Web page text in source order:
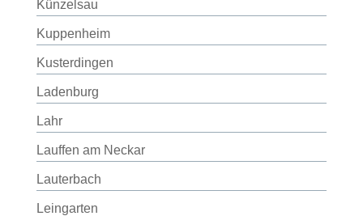
Künzelsau
Kuppenheim
Kusterdingen
Ladenburg
Lahr
Lauffen am Neckar
Lauterbach
Leingarten